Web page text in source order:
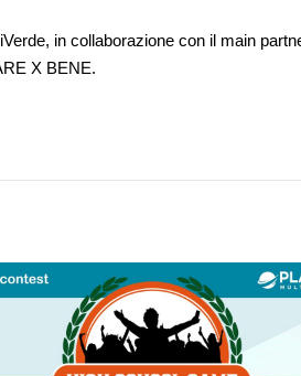
in collaborazione con il main
X BENE.